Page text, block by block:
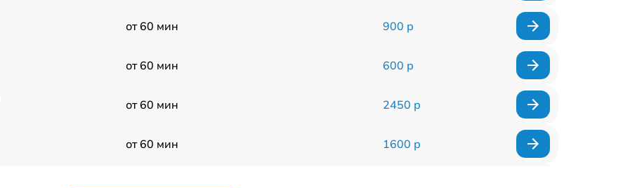
от 60 мин 900 р
от 60 мин 600 р
от 60 мин 2450 р
от 60 мин 1600 р